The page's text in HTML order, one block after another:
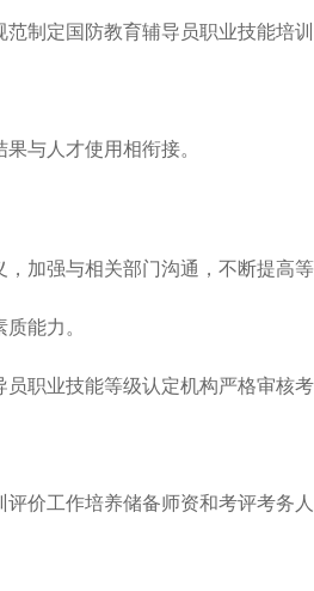
制定国防教育辅导员职业技能培训
与人才使用相衔接。
加强与相关部门沟通，不断提高等
能力。
职业技能等级认定机构严格审核考
价工作培养储备师资和考评考务人